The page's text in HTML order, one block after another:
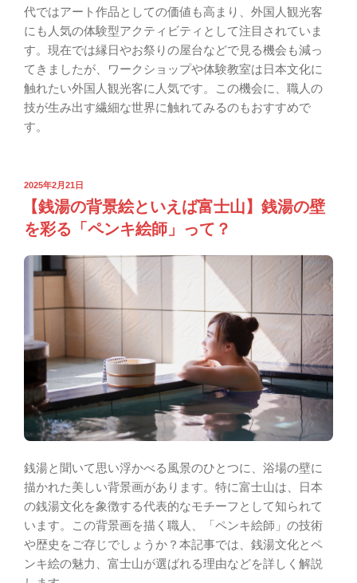
代ではアート作品としての価値も高まり、外国人観光客
にも人気の体験型アクティビティとして注目されていま
す。現在では縁日やお祭りの屋台などで見る機会も減っ
てきましたが、ワークショップや体験教室は日本文化に
触れたい外国人観光客に人気です。この機会に、職人の
技が生み出す繊細な世界に触れてみるのもおすすめで
す。
2025年2月21日
【銭湯の背景絵といえば富士山】銭湯の壁
を彩る「ペンキ絵師」って？
銭湯と聞いて思い浮かべる風景のひとつに、浴場の壁に
描かれた美しい背景画があります。特に富士山は、日本
の銭湯文化を象徴する代表的なモチーフとして知られて
います。この背景画を描く職人、「ペンキ絵師」の技術
や歴史をご存じでしょうか？本記事では、銭湯文化とペ
ンキ絵の魅力、富士山が選ばれる理由などを詳しく解説